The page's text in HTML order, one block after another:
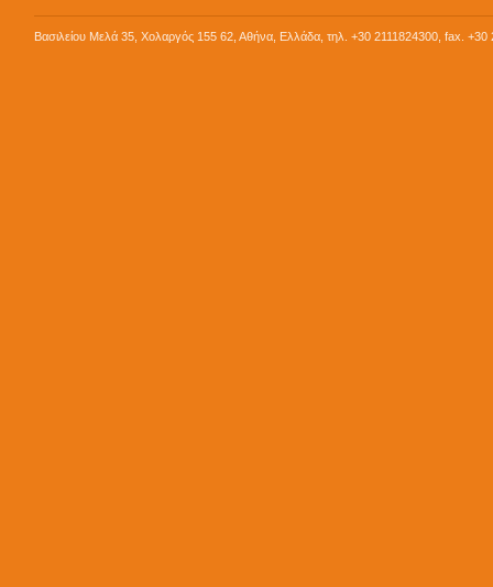
Βασιλείου Μελά 35, Χολαργός 155 62, Αθήνα, Ελλάδα, τηλ. +30 2111824300, fax.